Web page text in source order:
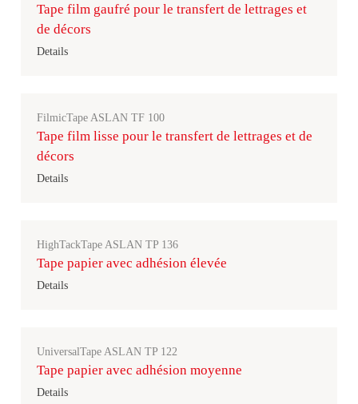
Tape film gaufré pour le transfert de lettrages et
de décors
Details
FilmicTape ASLAN TF 100
Tape film lisse pour le transfert de lettrages et de
décors
Details
HighTackTape ASLAN TP 136
Tape papier avec adhésion élevée
Details
UniversalTape ASLAN TP 122
Tape papier avec adhésion moyenne
Details